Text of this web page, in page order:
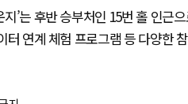
’는 후반 승부처인 15번 홀 인근
연계 체험 프로그램 등 다양한